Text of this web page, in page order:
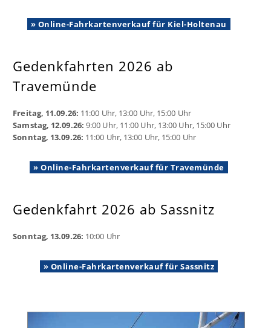
» Online-Fahrkartenverkauf für Kiel-Holtenau
Gedenkfahrten 2026 ab
Travemünde
Freitag, 11.09.26: 11:00 Uhr, 13:00 Uhr, 15:00 Uhr
Samstag, 12.09.26: 9:00 Uhr, 11:00 Uhr, 13:00 Uhr, 15:00 Uhr
Sonntag, 13.09.26: 11:00 Uhr, 13:00 Uhr, 15:00 Uhr
» Online-Fahrkartenverkauf für Travemünde
Gedenkfahrt 2026 ab Sassnitz
Sonntag, 13.09.26: 10:00 Uhr
» Online-Fahrkartenverkauf für Sassnitz